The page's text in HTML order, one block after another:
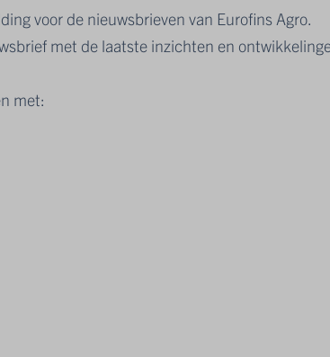
voor de nieuwsbrieven van Eurofins Agro.
met de laatste inzichten en
met: